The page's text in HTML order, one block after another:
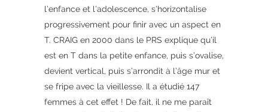
l’enfance et l’adolescence, s’horizontalise
progressivement pour finir avec un aspect en
T. CRAIG en 2000 dans le PRS explique qu’il
est en T dans la petite enfance, puis s’ovalise,
devient vertical, puis s’arrondit à l’âge mur et
se fripe avec la vieillesse. Il a étudié 147
femmes à cet effet ! De fait, il ne me paraît